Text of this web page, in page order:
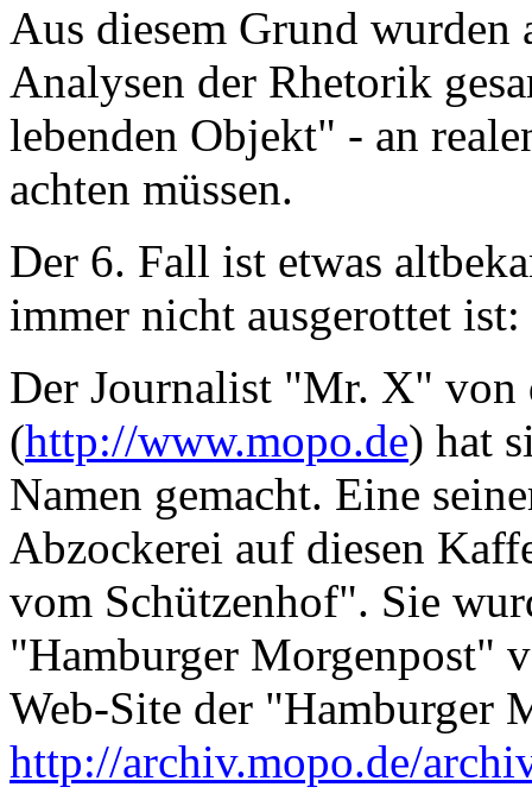
Aus diesem Grund
Analysen der Rhetorik
lebenden Objekt" - an
achten müssen.
Der 6. Fall ist etwas
immer nicht ausgerottet
Der Journalist "Mr. X" von
(http://www.mopo.de) hat
Namen gemacht. Eine
Abzockerei auf diesen
vom Schützenhof". Sie
"Hamburger Morgenpost"
Web-Site der "Hamburger
http://archiv.mopo.de/